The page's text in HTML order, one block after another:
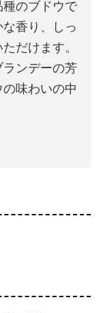
のブドウで
香り、しっ
だけます。
ンデーの芳
味わいの中